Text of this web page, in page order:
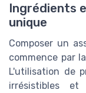
Ingrédients
unique
Composer un
commence par
L'utilisation de
irrésistibles